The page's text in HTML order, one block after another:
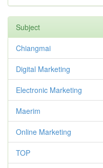
Subject
Chiangmai
Digital Marketing
Electronic Marketing
Maerim
Online Marketing
TOP